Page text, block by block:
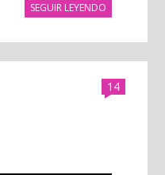
SEGUIR LEYENDO
14